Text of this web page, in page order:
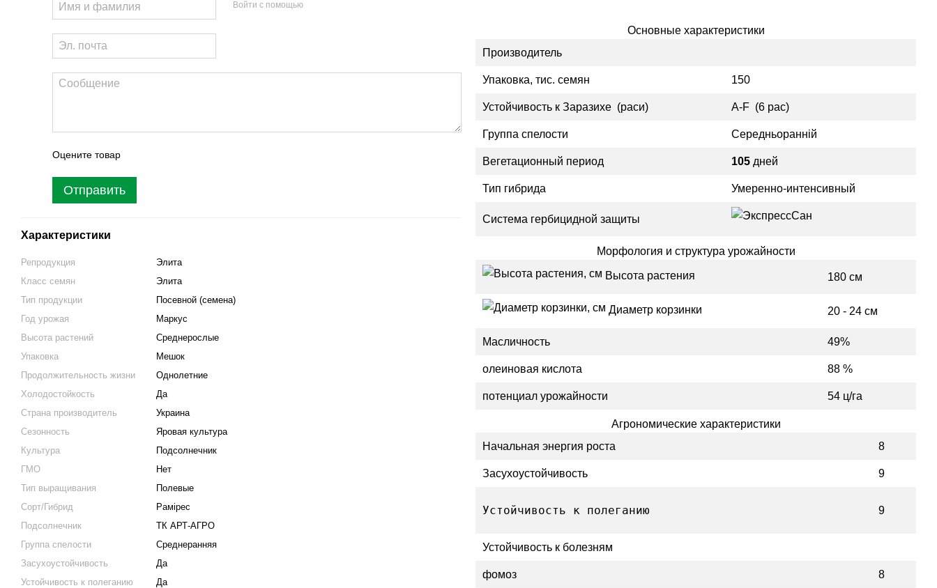
Войти с помощью
Оцените товар
Отправить
Характеристики
Репродукция
Элита
Класс семян
Элита
Тип продукции
Посевной (семена)
Год урожая
Маркус
Высота растений
Среднерослые
Упаковка
Мешок
Продолжительность жизни
Однолетние
Холодостойкость
Да
Страна производитель
Украина
Сезонность
Яровая культура
Культура
Подсолнечник
ГМО
Нет
Тип выращивания
Полевые
Сорт/Гибрид
Рамірес
Подсолнечник
ТК АРТ-АГРО
Группа спелости
Среднеранняя
Засухоустойчивость
Да
Устойчивость к полеганию
Да
Основные характеристики
Производитель
Упаковка, тис. семян 150
Устойчивость к Заразихе (раси) A-F (6 рас)
Группа спелости Середньоранній
Вегетационный период 105 дней
Тип гибрида Умеренно-интенсивный
Система гербицидной защиты
Морфология и структура урожайности
Высота растения 180 см
Диаметр корзинки 20 - 24 см
Масличность 49%
олеиновая кислота 88 %
потенциал урожайности 54 ц/га
Агрономические характеристики
Начальная энергия роста
8
Засухоустойчивость 9
Устойчивость к полеганию 9
Устойчивость к болезням
фомоз 8